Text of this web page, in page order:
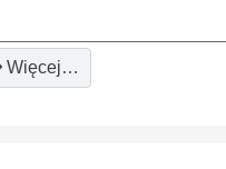
Więcej…